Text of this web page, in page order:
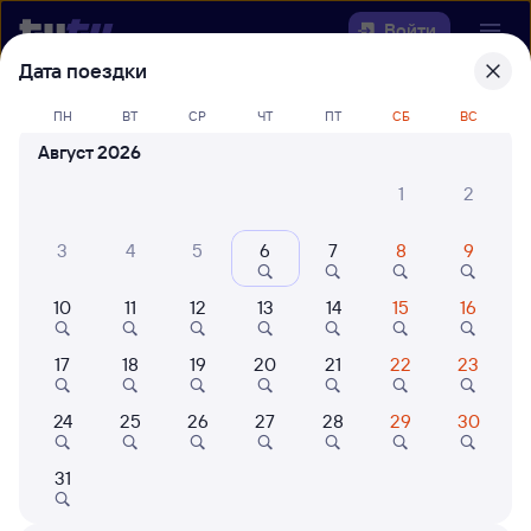
Войти
Выберите день, чтобы найтиж/д
билеты Кизнер — Пильна
42 млн путешествуют с
Дата поездки
ПН ВТ СР ЧТ ПТ СБ ВС
Август 2026
1
2
3 4 5 6 7 8 9
10 11 12 13 14 15 16
17 18 19 20 21 22 23
24 25 26 27 28 29 30
31